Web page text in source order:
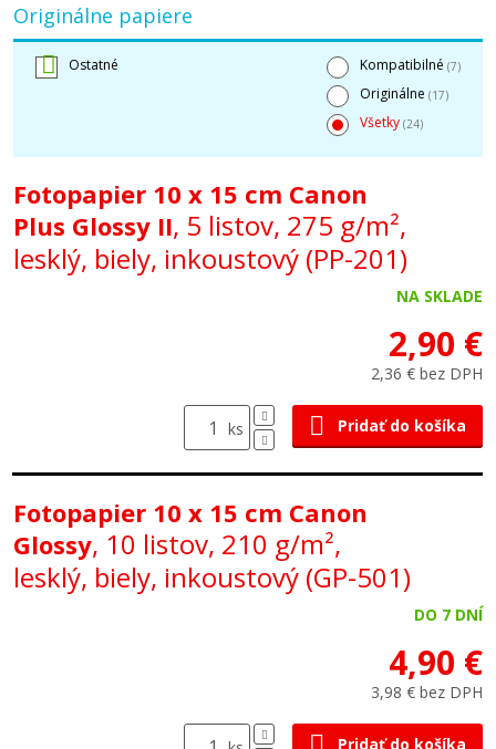
Originálne papiere
Ostatné Kompatibilné (7)
Originálne (17)
Všetky (24)
Fotopapier 10 x 15 cm Canon
Plus Glossy II, 5 listov, 275 g/m²,
lesklý, biely, inkoustový (PP-201)
NA SKLADE
2,90 €
2,36 € bez DPH
ks Pridať do košíka
Fotopapier 10 x 15 cm Canon
Glossy, 10 listov, 210 g/m²,
lesklý, biely, inkoustový (GP-501)
DO 7 DNÍ
4,90 €
3,98 € bez DPH
Pridať do košíka